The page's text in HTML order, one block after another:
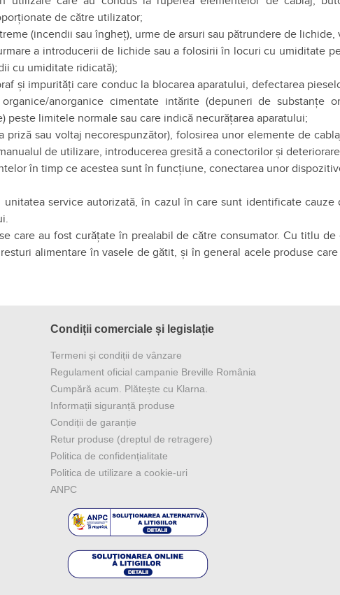
de către utilizator;
(incendii sau îngheț), urme de arsuri sau pătrundere de
a introducerii de lichide sau a folosirii în locuri cu umiditate
cu umiditate ridicată);
și impurități care conduc la blocarea aparatului, defectarea
anorganice cimentate intărite (depuneri de substanțe
limitele normale sau care indică necurățarea aparatului;
priză sau voltaj necorespunzător), folosirea unor elemente de
de utilizare, introducerea gresită a conectorilor și
în timp ce acestea sunt în funcțiune, conectarea unor
service autorizată, în cazul în care sunt identificate
care au fost curățate în prealabil de către consumator. Cu titlu
alimentare în vasele de gătit, și în general acele produse
Condiții comerciale și legislație
Termeni și condiții de vânzare
Regulament oficial campanie Breville România
Cumpără acum. Plătește cu Klarna.
Informații siguranță produse
Condiții de garanție
Retur produse (dreptul de retragere)
Politica de confidențialitate
Politica de utilizare a cookie-uri
ANPC